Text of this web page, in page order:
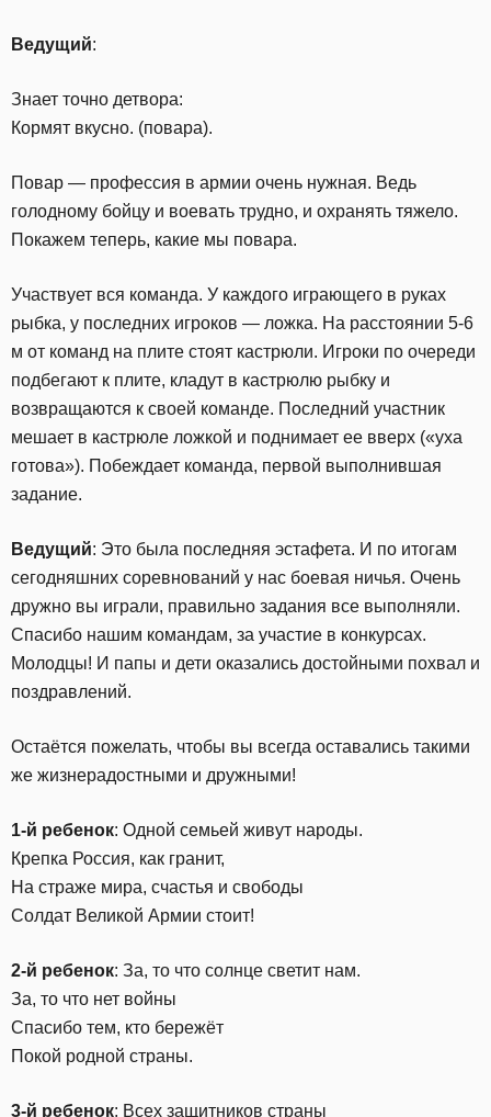
Ведущий:
Знает точно детвора:
Кормят вкусно. (повара).
Повар — профессия в армии очень нужная. Ведь
голодному бойцу и воевать трудно, и охранять тяжело.
Покажем теперь, какие мы повара.
Участвует вся команда. У каждого играющего в руках
рыбка, у последних игроков — ложка. На расстоянии 5-6
м от команд на плите стоят кастрюли. Игроки по очереди
подбегают к плите, кладут в кастрюлю рыбку и
возвращаются к своей команде. Последний участник
мешает в кастрюле ложкой и поднимает ее вверх («уха
готова»). Побеждает команда, первой выполнившая
задание.
Ведущий: Это была последняя эстафета. И по итогам
сегодняшних соревнований у нас боевая ничья. Очень
дружно вы играли, правильно задания все выполняли.
Спасибо нашим командам, за участие в конкурсах.
Молодцы! И папы и дети оказались достойными похвал и
поздравлений.
Остаётся пожелать, чтобы вы всегда оставались такими
же жизнерадостными и дружными!
1-й ребенок: Одной семьей живут народы.
Крепка Россия, как гранит,
На страже мира, счастья и свободы
Солдат Великой Армии стоит!
2-й ребенок: За, то что солнце светит нам.
За, то что нет войны
Спасибо тем, кто бережёт
Покой родной страны.
3-й ребенок: Всех защитников страны